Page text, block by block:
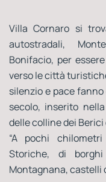
Villa Cornaro si
autostradali,
Bonifacio, per
verso le città
silenzio e pace
secolo, inserito
delle colline dei Berici
“A pochi
Storiche, di
Montagnana, castelli